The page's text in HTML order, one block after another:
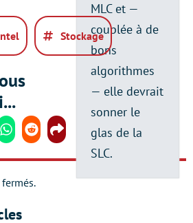
MLC et —
couplée à de
bons
algorithmes
— elle devrait
sonner le
glas de la
SLC.
Stockage
Whatsapp
RedditShare